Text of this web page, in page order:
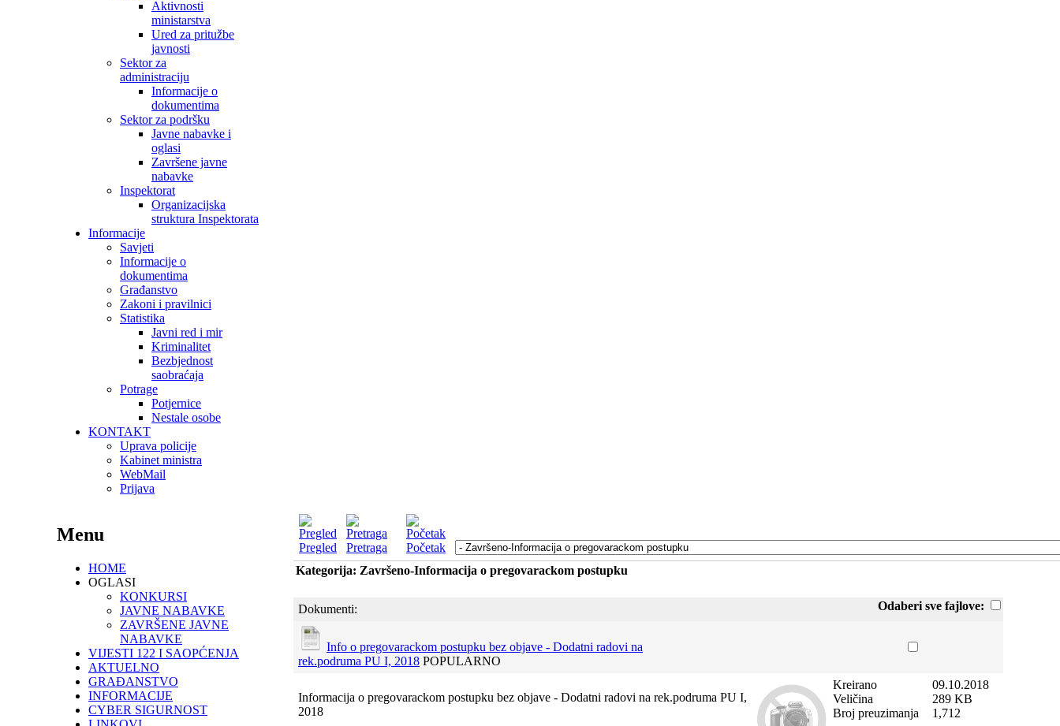
Aktivnosti
ministarstva
Ured za pritužbe
javnosti
Sektor za
administraciju
Informacije o
dokumentima
Sektor za podršku
Javne nabavke i
oglasi
Završene javne
nabavke
Inspektorat
Organizacijska
struktura Inspektorata
Informacije
Savjeti
Informacije o
dokumentima
Građanstvo
Zakoni i pravilnici
Statistika
Javni red i mir
Kriminalitet
Bezbjednost
saobraćaja
Potrage
Potjernice
Nestale osobe
KONTAKT
Uprava policije
Kabinet ministra
WebMail
Prijava
Pregled Pretraga
Početak
Kategorija: Završeno-Informacija o pregovarackom postupku
Odaberi sve fajlove:
Dokumenti:
Info o pregovarackom postupku bez objave - Dodatni radovi na
rek.podruma PU I, 2018 POPULARNO
Informacija o pregovarackom postupku bez objave - Dodatni radovi na rek.podruma PU I,
2018
Kreirano
Veličina
Broj preuzimanja
09.10.2018
289 KB
1,712
Menu
HOME
OGLASI
KONKURSI
JAVNE NABAVKE
ZAVRŠENE JAVNE
NABAVKE
VIJESTI 122 I SAOPĆENJA
AKTUELNO
GRAĐANSTVO
INFORMACIJE
CYBER SIGURNOST